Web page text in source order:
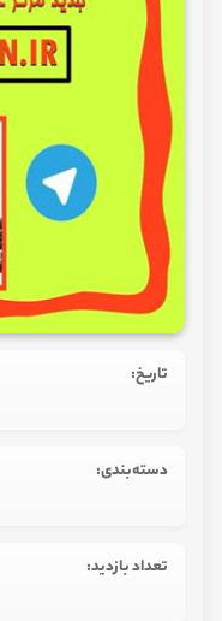
تاریخ:
دسته‌بندی:
تعداد بازدید: